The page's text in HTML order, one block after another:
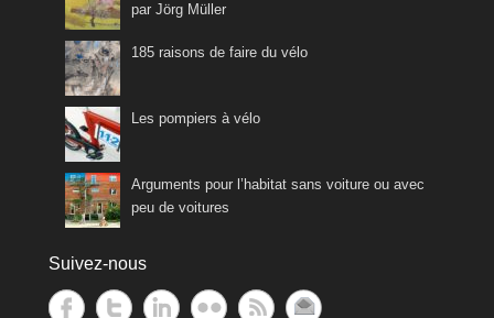
par Jörg Müller
185 raisons de faire du vélo
Les pompiers à vélo
Arguments pour l’habitat sans voiture ou avec
peu de voitures
Suivez-nous